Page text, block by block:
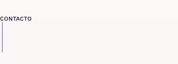
CONTACTO